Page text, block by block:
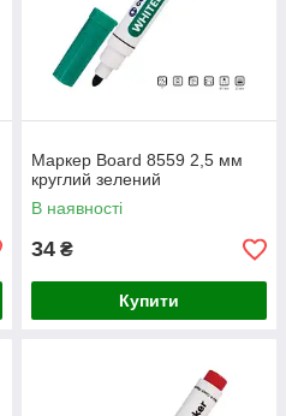
Маркер Board 8559 2,5 мм
круглий зелений
В наявності
34 ₴
Купити